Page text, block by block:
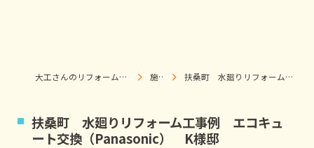
大工さんのリフォーム店｜株式会社ウィズホーム｜扶桑・犬山 施工事例 扶桑町 水廻りリフォーム工事例 エコキュート交換（Panasonic） K様邸
扶桑町 水廻りリフォーム工事例 エコキュ
ート交換（Panasonic） K様邸